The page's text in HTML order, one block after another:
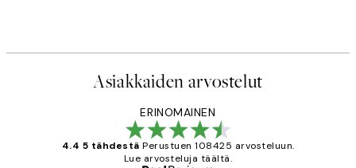
Asiakkaiden arvostelut
ERINOMAINEN
4.4 5 tähdestä Perustuen 108425 arvosteluun.
Lue arvosteluja täältä.